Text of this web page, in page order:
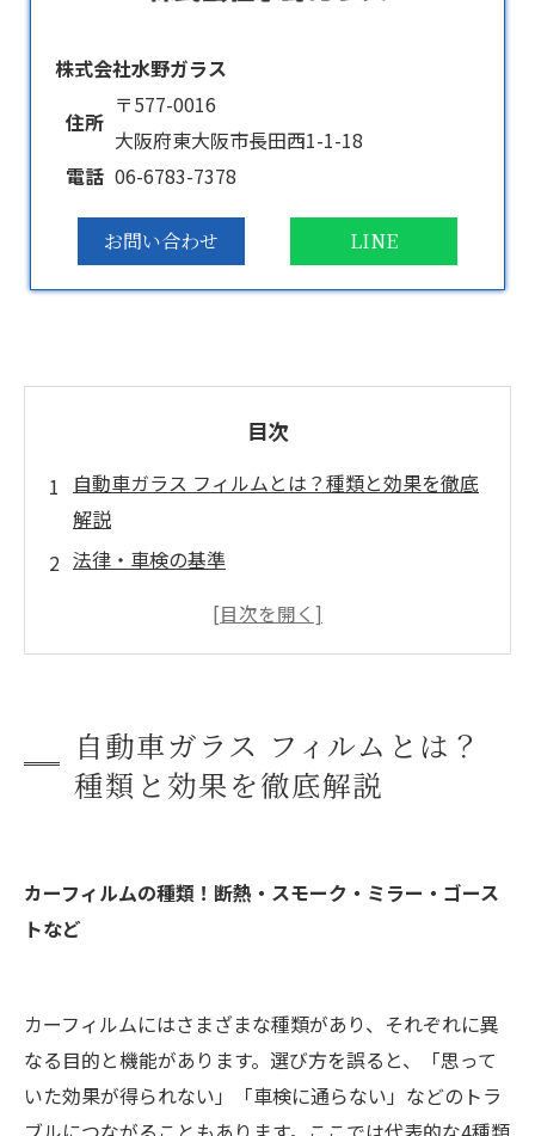
株式会社水野ガラス
住所
〒577-0016
大阪府東大阪市長田西1-1-18
電話 06-6783-7378
お問い合わせ LINE
目次
自動車ガラス フィルムとは？種類と効果を徹底
解説
法律・車検の基準
カーフィルムの施工方法！DIYと業者の違いと選
会社概要
自動車ガラス フィルムとは？
種類と効果を徹底解説
カーフィルムの種類！断熱・スモーク・ミラー・ゴース
トなど
カーフィルムにはさまざまな種類があり、それぞれに異
なる目的と機能があります。選び方を誤ると、「思って
いた効果が得られない」「車検に通らない」などのトラ